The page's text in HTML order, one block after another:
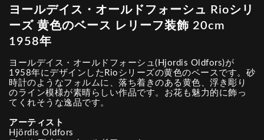
ヨールデイス・オールドフォーシュ Rioシリ
ーズ 黄色のベース レリーフ装飾 20cm
1958年
ヨールデイス・オールドフォーシュ(Hjordis Oldfors)が
1958年にデザインしたRioシリーズの黄色のベースです。砂
時計のようなフォルムに、落ち着きのある黄色、浮き彫り
のライン模様が素晴らしい作品です。お花も魅力的に飾っ
てくれそうな逸品です。
アーティスト
Hjördis Oldfors